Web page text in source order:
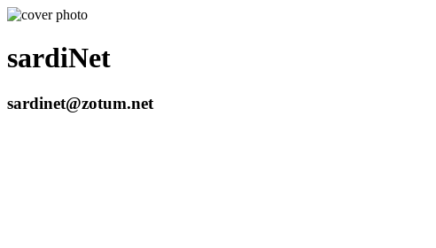
sardiNet
sardinet@zotum.net